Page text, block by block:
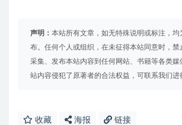
声明： 本站所有文章，如无特殊说明或标注，均
布。任何个人或组织，在未征得本站同意时，禁
采集、发布本站内容到任何网站、书籍等各类媒
站内容侵犯了原著者的合法权益，可联系我们进
收藏 海报 链接